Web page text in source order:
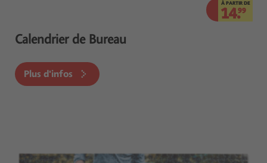
À PARTIR DE
14.99
Calendrier de Bureau
Plus d'infos